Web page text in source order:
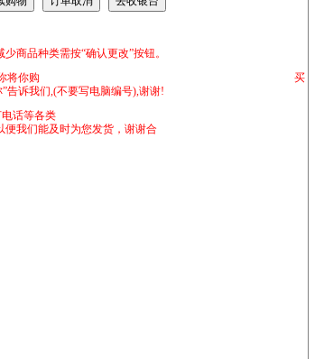
需按“确认更改”按钮。
不能顺利递交时,请你将你购 买
告诉我们,(不要写电脑编号),谢谢!
，也可用发邮件或打电话等各类
便我们能及时为您发货，谢谢合